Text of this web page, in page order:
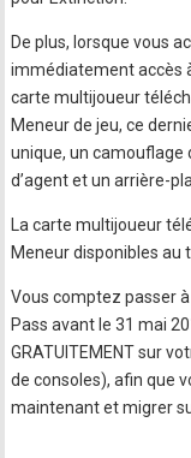
De plus, lorsque vous
immédiatement accès
carte multijoueur
Meneur de jeu, ce
unique, un camouflage
d’agent et un arrière-
La carte multijoueur
Meneur disponibles au
Vous comptez passer
Pass avant le 31 mai
GRATUITEMENT sur
de consoles), afin que
maintenant et migrer